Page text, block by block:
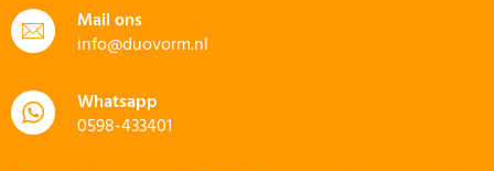
Mail ons
info@duovorm.nl
Whatsapp
0598-433401